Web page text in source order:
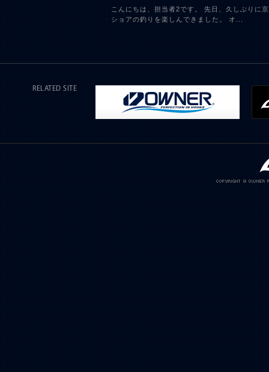
こんにちは、担当者2です。 先日、久しぶりに
ショアの釣りを楽しんできました。 オ...
RELATED SITE